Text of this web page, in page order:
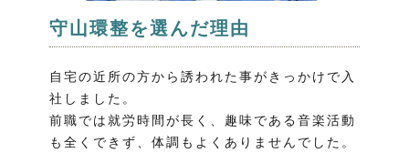
守山環整を選んだ理由
自宅の近所の方から誘われた事がきっかけで入
社しました。
前職では就労時間が長く、趣味である音楽活動
も全くできず、体調もよくありませんでした。